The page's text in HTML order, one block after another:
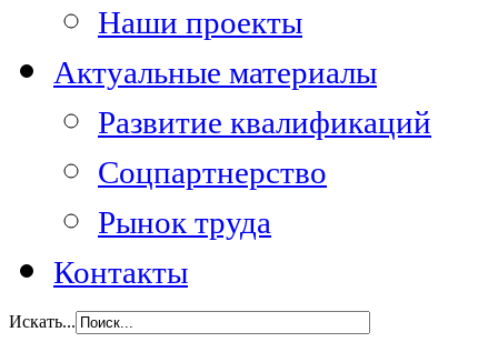
Наши проекты
Актуальные материалы
Развитие квалификаций
Соцпартнерство
Рынок труда
Контакты
Искать...